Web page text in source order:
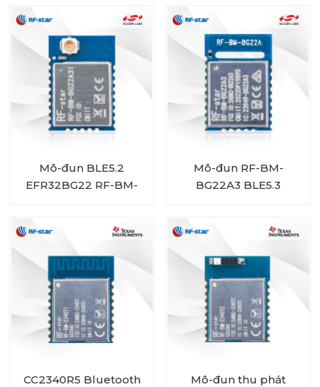
Mô-đun BLE5.2
EFR32BG22 RF-BM-
Mô-đun RF-BM-
BG22A3 BLE5.3
CC2340R5 Bluetooth
Mô-đun thu phát